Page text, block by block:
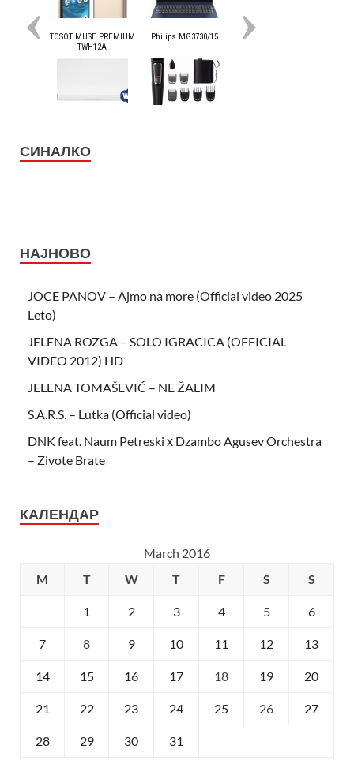
СИНАЛКО
НАЈНОВО
JOCE PANOV – Ajmo na more (Official video 2025
Leto)
JELENA ROZGA – SOLO IGRACICA (OFFICIAL
VIDEO 2012) HD
JELENA TOMAŠEVIĆ – NE ŽALIM
S.A.R.S. – Lutka (Official video)
DNK feat. Naum Petreski х Dzambo Agusev Orchestra
– Zivote Brate
КАЛЕНДАР
March 2016
M
T W T F S S
1 2 3 4 5 6
7 8 9 10 11 12 13
14 15 16 17 18 19 20
21 22 23 24 25 26 27
28 29 30 31